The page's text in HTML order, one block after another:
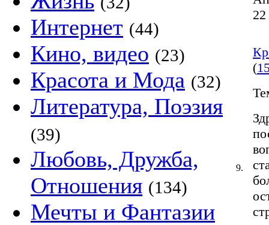
Интернет (44)
Кино, видео (23)
Красота и Мода (32)
Литература, Поэзия
(39)
Любовь, Дружба,
Отношения (134)
Мечты и Фантазии
9.
(